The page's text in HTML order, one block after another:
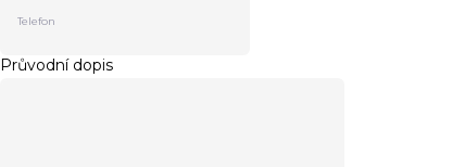
Průvodní dopis